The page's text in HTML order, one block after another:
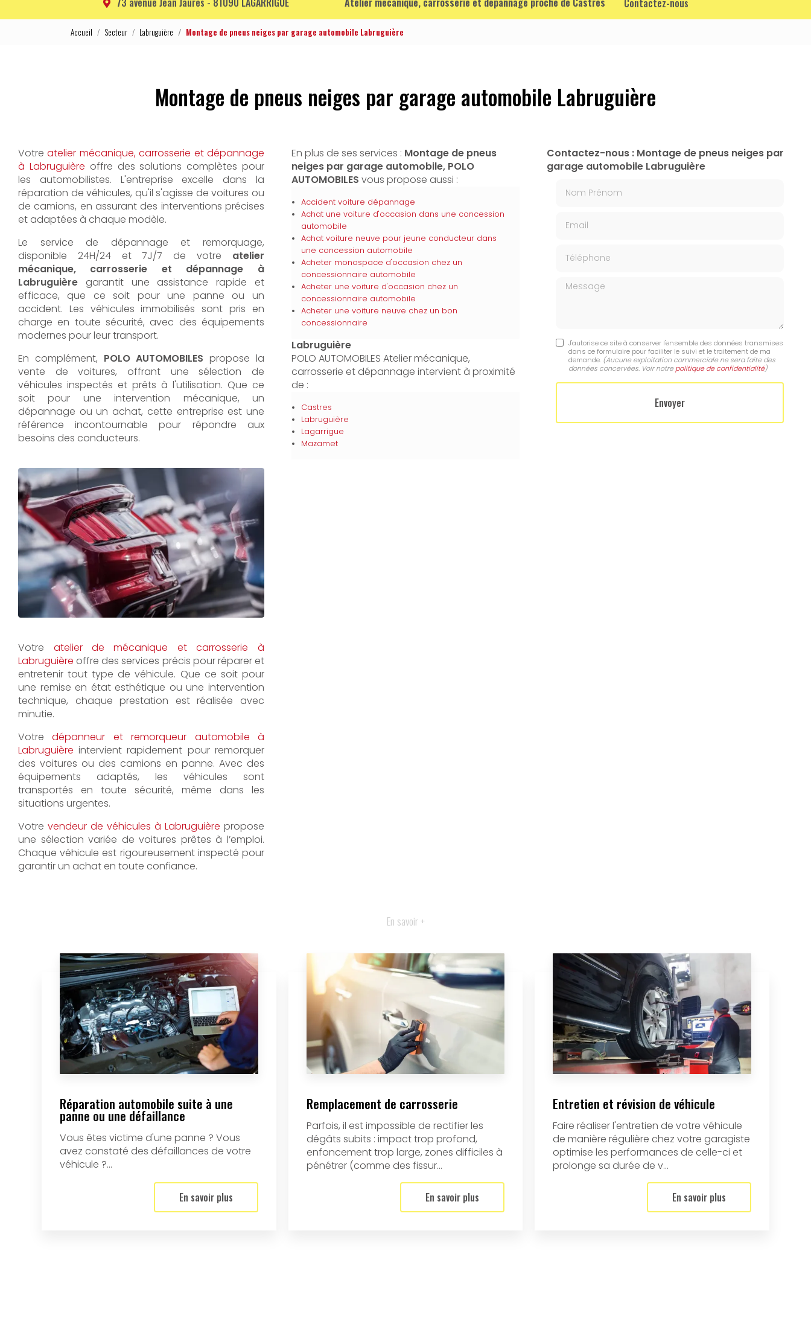
Contactez-nous
Accueil Secteur Labruguière Montage de pneus neiges par garage automobile Labruguière
Montage de pneus neiges par garage automobile Labruguière
Votreatelier mécanique, carrosserie et dépannage
à Labruguière offre des solutions complètes pour
les automobilistes. L'entreprise excelle dans la
réparation de véhicules, qu'il s'agisse de voitures ou
de camions, en assurant des interventions précises
et adaptées à chaque modèle.
Le service de dépannage et remorquage,
disponible 24H/24 et 7J/7 de votre atelier
mécanique, carrosserie et dépannage à
Labruguière garantit une assistance rapide et
efficace, que ce soit pour une panne ou un
accident. Les véhicules immobilisés sont pris en
charge en toute sécurité, avec des équipements
modernes pour leur transport.
En complément, POLO AUTOMOBILES propose la
vente de voitures, offrant une sélection de
véhicules inspectés et prêts à l'utilisation. Que ce
soit pour une intervention mécanique, un
dépannage ou un achat, cette entreprise est une
référence incontournable pour répondre aux
besoins des conducteurs.
Votre atelier de mécanique et carrosserie à
Labruguière offre des services précis pour réparer et
entretenir tout type de véhicule. Que ce soit pour
une remise en état esthétique ou une intervention
technique, chaque prestation est réalisée avec
minutie.
Votredépanneur et remorqueur automobile à
Labruguière intervient rapidement pour remorquer
des voitures ou des camions en panne. Avec des
équipements adaptés, les véhicules sont
transportés en toute sécurité, même dans les
situations urgentes.
Votre vendeur de véhicules à Labruguière propose
une sélection variée de voitures prêtes à l’emploi.
Chaque véhicule est rigoureusement inspecté pour
garantir un achat en toute confiance.
En plus de ses services : Montage de pneus
neiges par garage automobile, POLO
AUTOMOBILES vous propose aussi :
Accident voiture dépannage
Achat une voiture d'occasion dans une concession
automobile
Achat voiture neuve pour jeune conducteur dans
une concession automobile
Acheter monospace d'occasion chez un
concessionnaire automobile
Acheter une voiture d'occasion chez un
concessionnaire automobile
Acheter une voiture neuve chez un bon
concessionnaire
Labruguière
POLO AUTOMOBILES Atelier mécanique,
carrosserie et dépannage intervient à proximité
de :
Castres
Labruguière
Lagarrigue
Mazamet
Contactez-nous : Montage de pneus neiges par
garage automobile Labruguière
Message
J'autorise ce site à conserver l'ensemble des données transmises
dans ce formulaire pour faciliter le suivi et le traitement de ma
demande. (Aucune exploitation commerciale ne sera faite des
données concervées. Voir notre politique de confidentialité)
En savoir +
Réparation automobile suite à une
panne ou une défaillance
Vous êtes victime d'une panne ? Vous
avez constaté des défaillances de votre
véhicule ?...
En savoir plus
Remplacement de carrosserie
Parfois, il est impossible de rectifier les
dégâts subits : impact trop profond,
enfoncement trop large, zones difficiles à
pénétrer (comme des fissur...
En savoir plus
Entretien et révision de véhicule
Faire réaliser l'entretien de votre véhicule
de manière régulière chez votre garagiste
optimise les performances de celle-ci et
prolonge sa durée de v...
En savoir plus